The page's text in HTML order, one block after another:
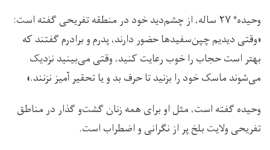
وحیده* ۲۷ ساله، از چشم‌دید خود در منطقه تفریحی گفته است:
«وقتی دیدیم چپن‌سفیدها حضور دارند، پدرم و برادرم گفتند که
بهتر است حجاب را خوب رعایت کنید، وقتی می‌بینید نزدیک
می‌شوند ماسک خود را بزنید تا حرف بد و یا تحقیر آمیز نزنند.»
وحیده گفته است، مثل او برای همه زنان گشت‌و گذار در مناطق
تفریحی ولایت بلخ پر از نگرانی و اضطراب است.